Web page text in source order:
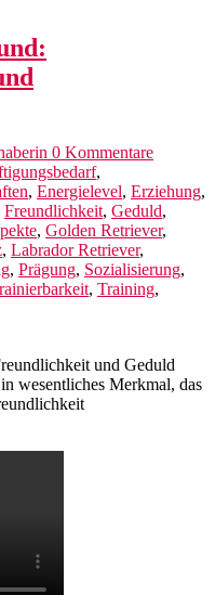
0 Kommentare
,
, Energielevel, Erziehung,
Freundlichkeit, Geduld,
, Golden Retriever,
, Labrador Retriever,
, Prägung, Sozialisierung,
, Training,
und Geduld
wesentliches Merkmal, das